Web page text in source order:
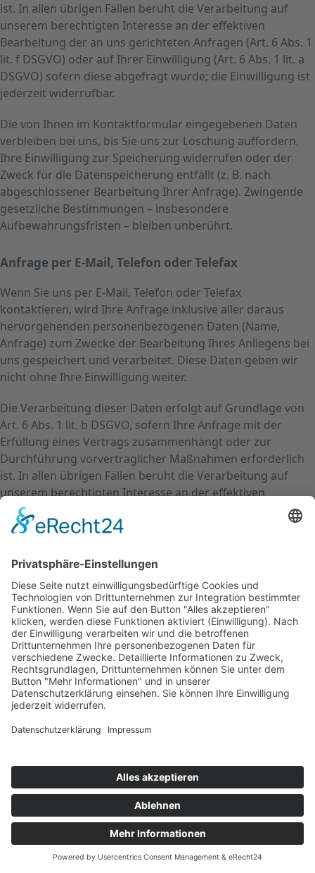
ist. In allen übrigen Fällen beruht die Verarbeitung auf
unserem berechtigten Interesse an der effektiven
Bearbeitung der an uns gerichteten Anfragen (Art. 6 Abs. 1
lit. f DSGVO) oder auf Ihrer Einwilligung (Art. 6 Abs. 1 lit. a
DSGVO) sofern diese abgefragt wurde; die Einwilligung ist
jederzeit widerrufbar.
Die von Ihnen im Kontaktformular eingegebenen Daten
verbleiben bei uns, bis Sie uns zur Löschung auffordern,
Ihre Einwilligung zur Speicherung widerrufen oder der
Zweck für die Datenspeicherung entfällt (z. B. nach
abgeschlossener Bearbeitung Ihrer Anfrage). Zwingende
gesetzliche Bestimmungen – insbesondere
Aufbewahrungsfristen – bleiben unberührt.
Anfrage per E-Mail, Telefon oder Telefax
Wenn Sie uns per E-Mail, Telefon oder Telefax
kontaktieren, wird Ihre Anfrage inklusive aller daraus
hervorgehenden personenbezogenen Daten (Name,
Anfrage) zum Zwecke der Bearbeitung Ihres Anliegens bei
uns gespeichert und verarbeitet. Diese Daten geben wir
nicht ohne Ihre Einwilligung weiter.
Die Verarbeitung dieser Daten erfolgt auf Grundlage von
Art. 6 Abs. 1 lit. b DSGVO, sofern Ihre Anfrage mit der
Erfüllung eines Vertrags zusammenhängt oder zur
Durchführung vorvertraglicher Maßnahmen erforderlich
ist. In allen übrigen Fällen beruht die Verarbeitung auf
unserem berechtigten Interesse an der effektiven
Bearbeitung der an uns gerichteten Anfragen (Art. 6 Abs. 1
lit. f DSGVO) oder auf Ihrer Einwilligung (Art. 6 Abs. 1 lit. a
jederzeit widerrufbar.
Die von Ihnen an uns per Kontaktanfragen übersandten
Daten verbleiben bei uns, bis Sie uns zur Löschung
auffordern, Ihre Einwilligung zur Speicherung widerrufen
oder der Zweck für die Datenspeicherung entfällt (z. B.
nach abgeschlossener Bearbeitung Ihres Anliegens).
Zwingende gesetzliche Bestimmungen – insbesondere
gesetzliche Aufbewahrungsfristen – bleiben unberührt.
5. Plugins und Tools
Diese Website bindet Videos der Website YouTube ein.
Betreiber der Website ist die Google Ireland Limited
(„Google”), Gordon House, Barrow Street, Dublin 4, Irland.
Wenn Sie eine dieser Website besuchen, auf denen